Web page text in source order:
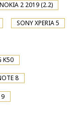
NOKIA 2 2019 (2.2)
SONY XPERIA 5
K50
8